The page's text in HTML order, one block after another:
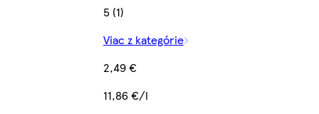
5 (1)
Viac z kategórie
2,49 €
11,86 €/l